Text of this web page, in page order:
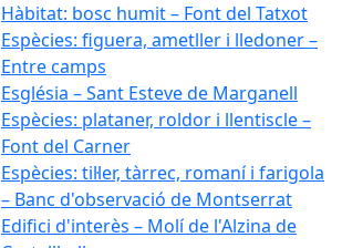
Hàbitat: bosc humit – Font del Tatxot
Espècies: figuera, ametller i lledoner –
Entre camps
Església – Sant Esteve de Marganell
Espècies: plataner, roldor i llentiscle –
Font del Carner
Espècies: til·ler, tàrrec, romaní i farigola
– Banc d'observació de Montserrat
Edifici d'interès – Molí de l'Alzina de